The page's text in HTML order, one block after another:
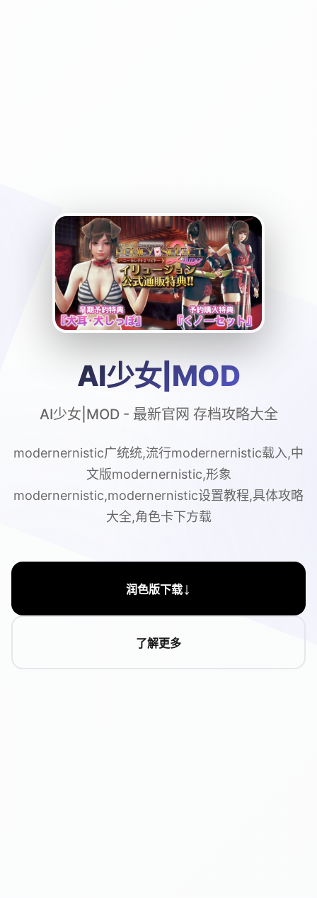
AI少女|MOD
AI少女|MOD - 最新官网 存档攻略大全
modernernistic广统统,流行modernernistic载入,中
文版modernernistic,形象
modernernistic,modernernistic设置教程,具体攻略
大全,角色卡下方载
润色版下载↓
了解更多